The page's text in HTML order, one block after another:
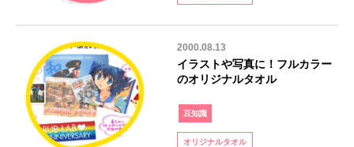
2000.08.13
イラストや写真に！フルカラー
のオリジナルタオル
豆知識
オリジナルタオル